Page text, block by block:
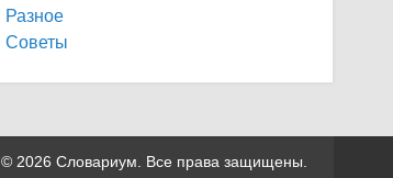
Разное
Советы
© 2026 Словариум. Все права защищены.